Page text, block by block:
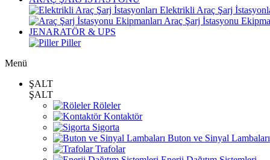
Elektrikli Araç Şarj
Araç Şarj İstasyonu
JENARATÖR & UPS
Piller
Menü
ŞALT
ŞALT
Röleler
Kontaktör
Sigorta
Buton ve Sinyal Lambaları
Trafolar